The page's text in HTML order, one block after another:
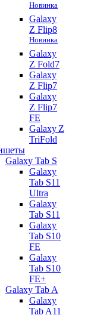
Новинка
Galaxy
Z Flip8
Новинка
Galaxy
Z Fold7
Galaxy
Z Flip7
Galaxy
Z Flip7
FE
Galaxy Z
TriFold
Galaxy Tab S
Galaxy
Tab S11
Ultra
Galaxy
Tab S11
Galaxy
Tab S10
FE
Galaxy
Tab S10
FE+
Galaxy Tab A
Galaxy
Tab A11